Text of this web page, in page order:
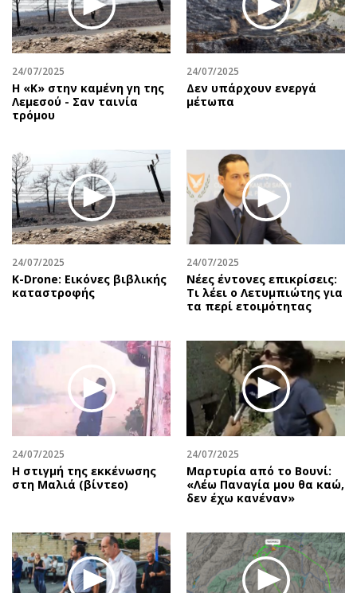
24/07/2025
Η «Κ» στην καμένη γη της
Λεμεσού - Σαν ταινία
τρόμου
24/07/2025
Δεν υπάρχουν ενεργά
μέτωπα
24/07/2025
Κ-Drone: Εικόνες βιβλικής
καταστροφής
24/07/2025
Νέες έντονες επικρίσεις:
Τι λέει ο Λετυμπιώτης για
τα περί ετοιμότητας
24/07/2025
H στιγμή της εκκένωσης
στη Μαλιά (βίντεο)
24/07/2025
Μαρτυρία από το Βουνί:
«Λέω Παναγία μου θα καώ,
δεν έχω κανέναν»